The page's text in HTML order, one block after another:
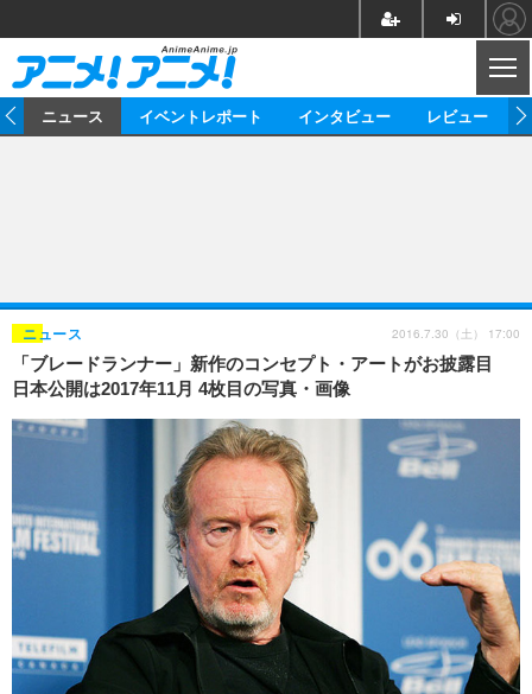
ゲーム グッズ
海外イベント ビジネス
俳優・タレント アーティスト
ビジネス
アニメ 実写
書評 イベント
座談会
動画
アニメ 映画/ドラマ
アニメ！アニメ！TV ABEMA Cafe
連載・コラム
ニュース イベントレポート インタビュー レビュー
「ブレードランナー」新作のコンセプト・アートがお披露目
日本公開は2017年11月 4枚目の写真・画像
ニュース 2016.7.30（土） 17:00